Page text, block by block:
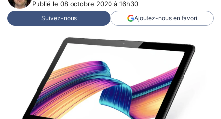
Publié le 08 octobre 2020 à 16h30
Suivez-nous Ajoutez-nous en favori